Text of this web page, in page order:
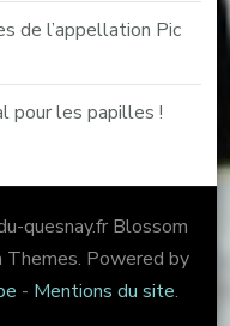
de l’appellation Pic
pour les papilles !
quesnay.fr Blossom
Powered by
- Mentions du site.